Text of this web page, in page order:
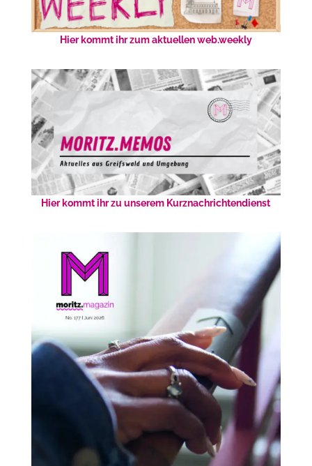
Hier kommt ihr zum aktuellen web.weekly
Hier kommt ihr zu unserem Kurznachrichtendienst